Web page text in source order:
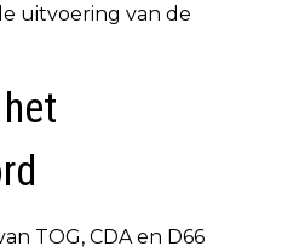
uitvoering van de
TOG, CDA en D66